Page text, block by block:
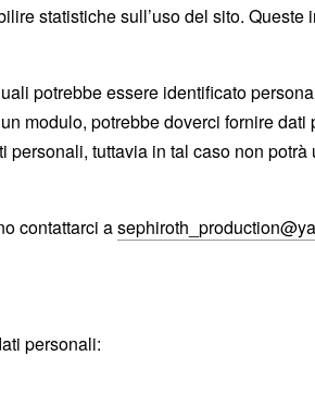
statistiche sull’uso del sito.
potrebbe essere identificato
modulo, potrebbe doverci fornire
tuttavia in tal caso non
contattarci a
personali: